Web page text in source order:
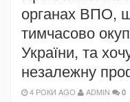
органах ВПО,
тимчасово
України, та
незалежну
4 РОКИ AGO ADMIN 0